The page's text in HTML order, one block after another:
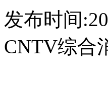
发布时间
CNTV综合